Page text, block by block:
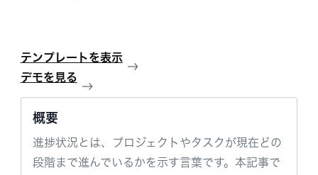
テンプレートを表示
デモを見る
概要
進捗状況とは、プロジェクトやタスクが現在どの
段階まで進んでいるかを示す言葉です。本記事で